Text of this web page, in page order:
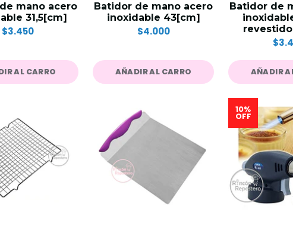
mano acero
31,5[cm]
$3.450
AL CARRO
Batidor de mano acero
inoxidable 43[cm]
$4.000
AÑADIR AL CARRO
Batidor de
AÑADIR
10%
OFF